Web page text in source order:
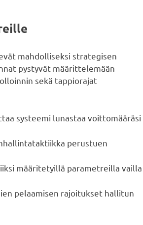
mahdolliseksi strategisen
pystyvät määrittelemään
sekä tappiorajat
systeemi lunastaa voittomääräsi
perustuen
määritetyillä parametreilla vailla
pelaamisen rajoitukset hallitun